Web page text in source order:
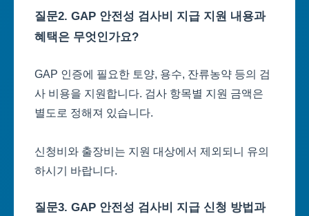
질문2. GAP 안전성 검사비 지급 지원 내용과
혜택은 무엇인가요?
GAP 인증에 필요한 토양, 용수, 잔류농약 등의 검
사 비용을 지원합니다. 검사 항목별 지원 금액은
별도로 정해져 있습니다.
신청비와 출장비는 지원 대상에서 제외되니 유의
하시기 바랍니다.
질문3. GAP 안전성 검사비 지급 신청 방법과